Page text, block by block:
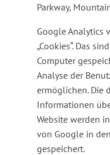
Parkway,
Google Analytics
„Cookies“. Das
Computer
Analyse der
ermöglichen. Die
Informationen
Website werden
von Google in
gespeichert.